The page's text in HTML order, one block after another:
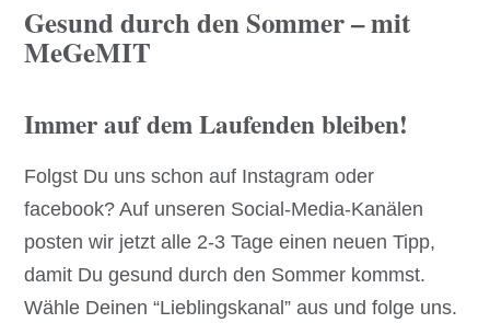
Gesund durch den Sommer – mit
MeGeMIT
Immer auf dem Laufenden bleiben!
Folgst Du uns schon auf Instagram oder
facebook? Auf unseren Social-Media-Kanälen
posten wir jetzt alle 2-3 Tage einen neuen Tipp,
damit Du gesund durch den Sommer kommst.
Wähle Deinen “Lieblingskanal” aus und folge uns.